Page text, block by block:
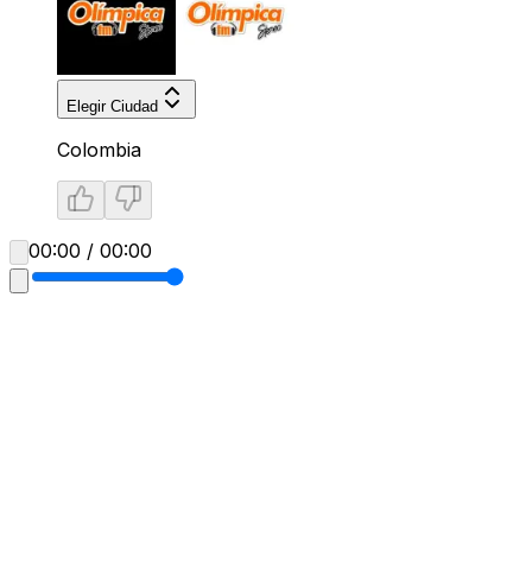
Elegir Ciudad
Colombia
00:00 / 00:00